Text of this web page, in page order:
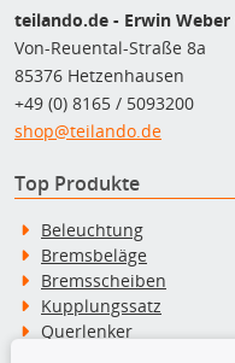
teilando.de - Erwin Weber
Von-Reuental-Straße 8a
85376 Hetzenhausen
+49 (0) 8165 / 5093200
shop@teilando.de
Top Produkte
Beleuchtung
Bremsbeläge
Bremsscheiben
Kupplungssatz
Querlenker